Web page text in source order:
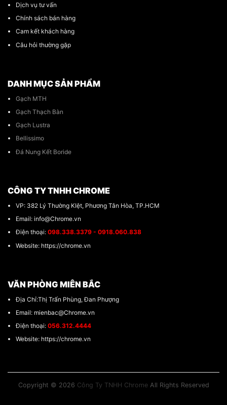
Dịch vụ tư vấn
Chính sách bán hàng
Cam kết khách hàng
Câu hỏi thường gặp
DANH MỤC SẢN PHẨM
Gạch MTH
Gạch Thạch Bàn
Gạch Lustra
Bellissimo
Đá Nung Kết Boride
CÔNG TY TNHH CHROME
VP: 382 Lý Thường KIệt, Phương Tân Hòa, TP.HCM
Email: info@Chrome.vn
Điện thoại: 098.338.3379 - 0918.060.838
Website: https://chrome.vn
VĂN PHÒNG MIÊN BẮC
Địa Chỉ:Thị Trấn Phùng, Đan Phượng
Email: mienbac@Chrome.vn
Điện thoại: 056.312.4444
Website: https://chrome.vn
Copyright © 2026 Công Ty TNHH ChromeAll Rights Reserved